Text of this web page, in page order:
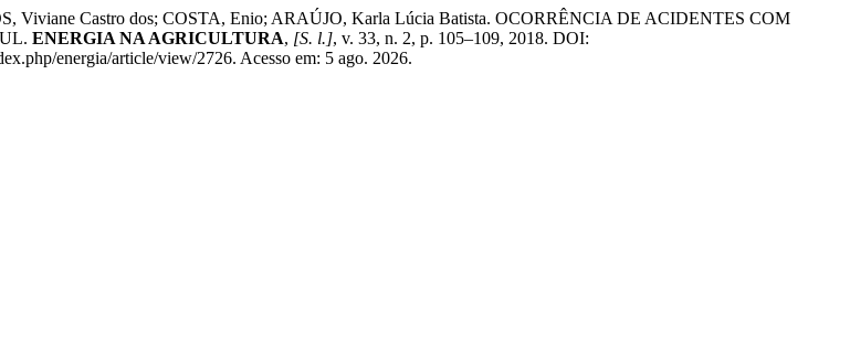
Viviane Castro dos; COSTA, Enio; ARAÚJO, Karla Lúcia Batista. OCORRÊNCIA DE ACIDENTES COM
ENERGIA NA AGRICULTURA, [S. l.], v. 33, n. 2, p. 105–109, 2018. DOI:
energia/article/view/2726. Acesso em: 5 ago. 2026.